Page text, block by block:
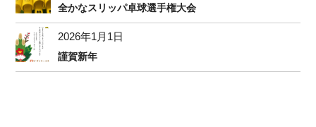
全かなスリッパ卓球選手権大会
2026年1月1日
謹賀新年